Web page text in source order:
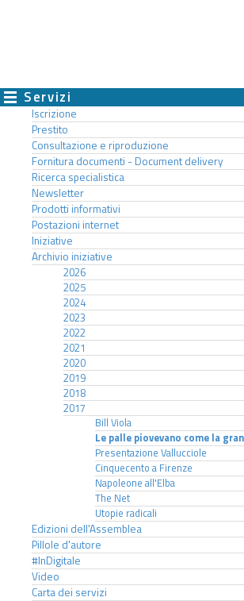
Servizi
Iscrizione
Prestito
Consultazione e riproduzione
Fornitura documenti - Document delivery
Ricerca specialistica
Newsletter
Prodotti informativi
Postazioni internet
Iniziative
Archivio iniziative
2026
2025
2024
2023
2022
2021
2020
2019
2018
2017
Bill Viola
Le palle piovevano come la
Presentazione Vallucciole
Cinquecento a Firenze
Napoleone all'Elba
The Net
Utopie radicali
Edizioni dell'Assemblea
Pillole d'autore
#InDigitale
Video
Carta dei servizi